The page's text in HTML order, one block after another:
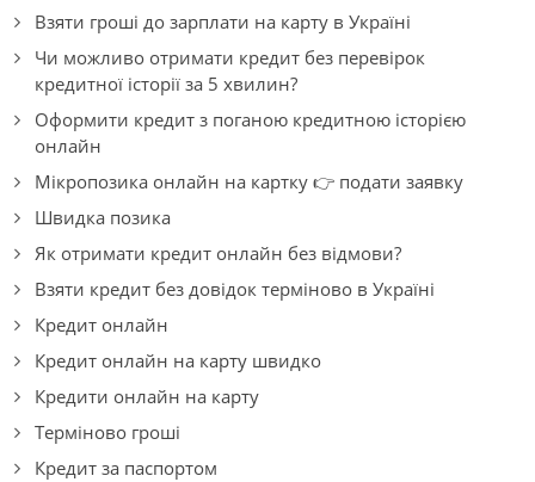
Взяти гроші до зарплати на карту в Україні
Чи можливо отримати кредит без перевірок
кредитної історії за 5 хвилин?
Оформити кредит з поганою кредитною історією
онлайн
Мікропозика онлайн на картку 👉 подати заявку
Швидка позика
Як отримати кредит онлайн без відмови?
Взяти кредит без довідок терміново в Україні
Кредит онлайн
Кредит онлайн на карту швидко
Кредити онлайн на карту
Терміново гроші
Кредит за паспортом